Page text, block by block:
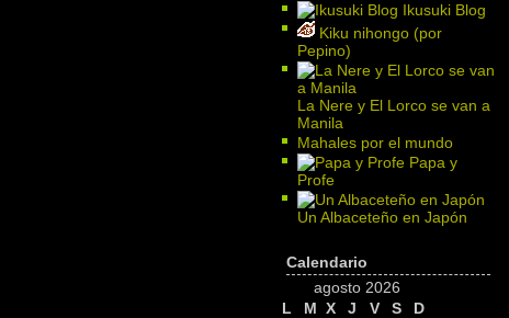
Ikusuki Blog
Kiku nihongo (por
Pepino)
La Nere y El Lorco se van a
Manila
Mahales por el mundo
Papa y
Profe
Un Albaceteño en Japón
Calendario
agosto 2026
L
M X J V S
D